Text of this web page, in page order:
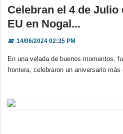
Celebran el 4 de Julio
EU en Nogal...
📅14/06/2024 02:35 PM
En una velada de buenos momentos,
frontera, celebraron un aniversario más